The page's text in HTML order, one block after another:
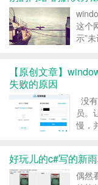
这个
示”
【原创文章】
失败的原因
没
员。
慢，
好玩儿的c#写的新
偶然